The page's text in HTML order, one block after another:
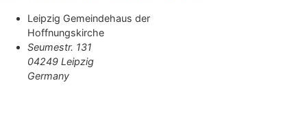
Leipzig Gemeindehaus der
Hoffnungskirche
Seumestr. 131
04249 Leipzig
Germany